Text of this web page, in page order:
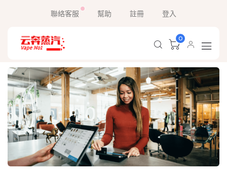
聯絡客服 幫助 註冊 登入
0